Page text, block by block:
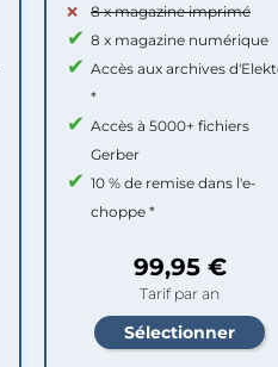
8 x magazine imprimé
8 x magazine numérique
Accès aux archives
*
Accès à 5000+ fichiers
Gerber
10 % de remise dans l'e-
choppe *
99,95 €
Tarif par an